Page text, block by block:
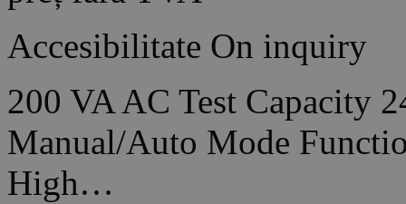
Accesibilitate On inquiry
200 VA AC Test Capacity
Manual/Auto Mode
High…